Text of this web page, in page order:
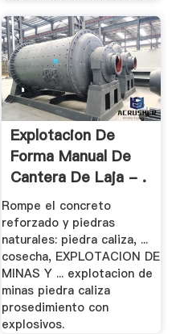
Explotacion De
Forma Manual De
Cantera De Laja - .
Rompe el concreto
reforzado y piedras
naturales: piedra caliza, ...
cosecha, EXPLOTACION DE
MINAS Y ... explotacion de
minas piedra caliza
prosedimiento con
explosivos.